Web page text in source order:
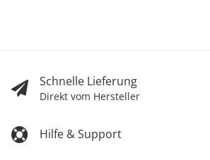
Schnelle Lieferung
Direkt vom Hersteller
Hilfe & Support